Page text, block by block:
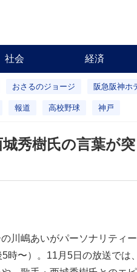
社会 経済
おさるのジョージ 阪急阪神ホ
報道 高校野球 神戸
城秀樹氏の言葉
川嶋あいがパーソナリティ
時〜）。11月5日の放送で